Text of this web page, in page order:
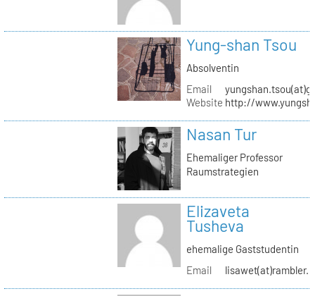
Yung-shan Tsou
Absolventin
Email
Website http://
Nasan Tur
Ehemaliger Professor
Raumstrategien
Elizaveta
Tusheva
ehemalige Gaststudentin
Email